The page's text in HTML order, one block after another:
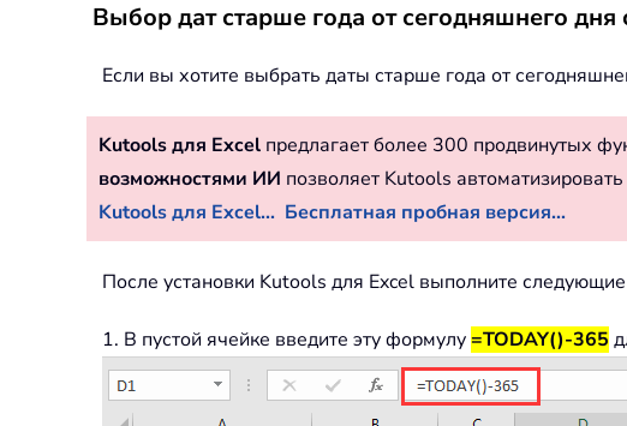
Выбор дат старше года от сегодняшнего
Если вы хотите выбрать даты старше года от
Kutools для Excel предлагает более 300 продвинутых
возможностями ИИ позволяет Kutools
Kutools для Excel... Бесплатная пробная версия...
После установки Kutools для Excel выполните
1. В пустой ячейке введите эту формулу=TODAY()-365